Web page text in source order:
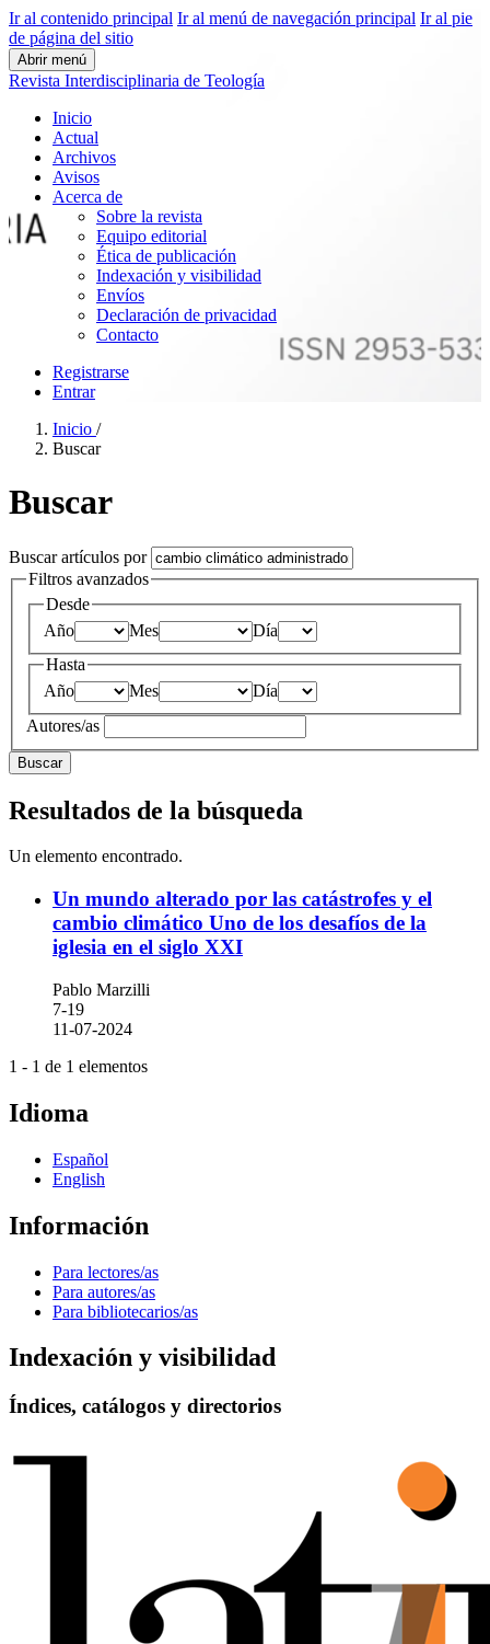
Ir al contenido principal Ir al menú de navegación principal Ir al pie
de página del sitio
Abrir menú
Revista Interdisciplinaria de Teología
Inicio
Actual
Archivos
Avisos
Acerca de
Sobre la revista
Equipo editorial
Ética de publicación
Indexación y visibilidad
Envíos
Declaración de privacidad
Contacto
Registrarse
Entrar
Inicio /
Buscar
Buscar
Buscar artículos por
Filtros avanzados
Desde
Año
Mes
Día
Hasta
Año
Mes
Día
Autores/as
Buscar
Resultados de la búsqueda
Un elemento encontrado.
Un mundo alterado por las catástrofes y el
cambio climático Uno de los desafíos de la
iglesia en el siglo XXI
Pablo Marzilli
7-19
11-07-2024
1 - 1 de 1 elementos
Idioma
Español
English
Información
Para lectores/as
Para autores/as
Para bibliotecarios/as
Indexación y visibilidad
Índices, catálogos y directorios